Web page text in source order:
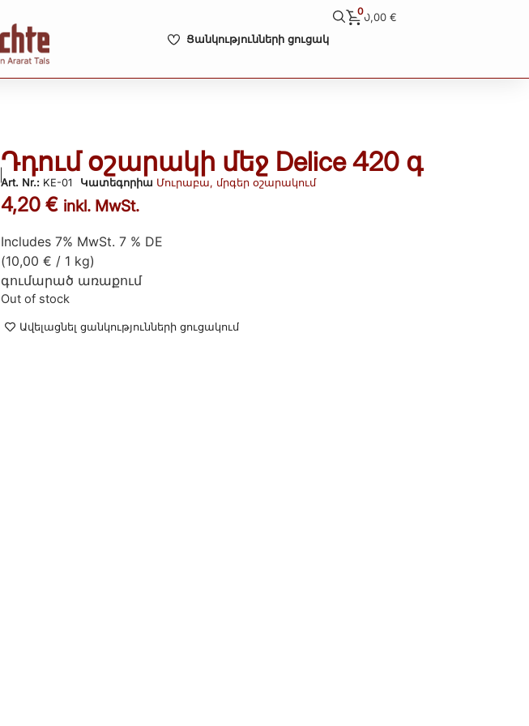
Ցանկությունների ցուցակ
00,00€
Դդում օշարակի մեջ Delice 420 գ
Art. Nr.: KE-01 Կատեգորիա Մուրաբա, մրգեր օշարակում
4,20 € inkl. MwSt.
Includes 7% MwSt. 7 % DE
(10,00 € / 1 kg)
գումարած առաքում
Out of stock
Ավելացնել ցանկությունների ցուցակում